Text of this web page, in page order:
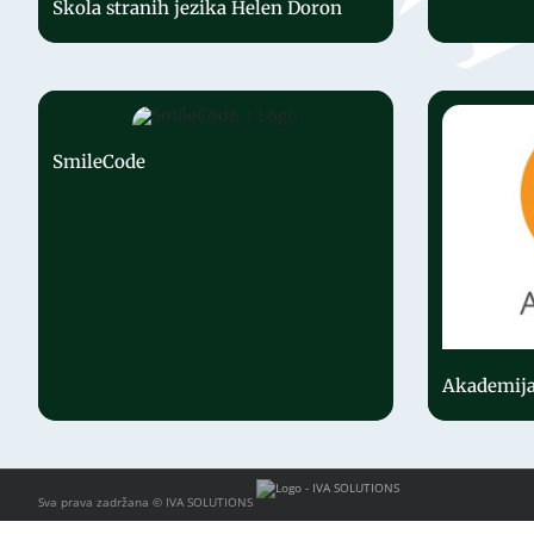
Škola stranih jezika Helen Doron
SmileCode
Sva prava zadržana © IVA SOLUTIONS